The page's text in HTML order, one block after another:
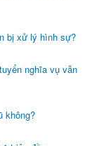
bị xử lý hình sự?
nghĩa vụ vẫn
không?